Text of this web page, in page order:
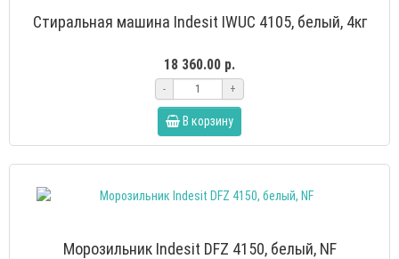
Стиральная машина Indesit IWUС 4105, белый, 4кг
18 360.00 р.
- +
В корзину
Морозильник Indesit DFZ 4150, белый, NF